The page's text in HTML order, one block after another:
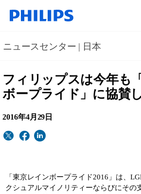
ニュースセンター | 日本
フィリップスは今年も
ボープライド」に協賛
2016年4月29日
「東京レインボープライド2016」は、
クシュアルマイノリティーならびにその